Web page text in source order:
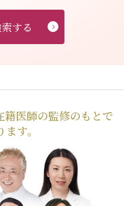
する
籍医師の監修のもとで
す。